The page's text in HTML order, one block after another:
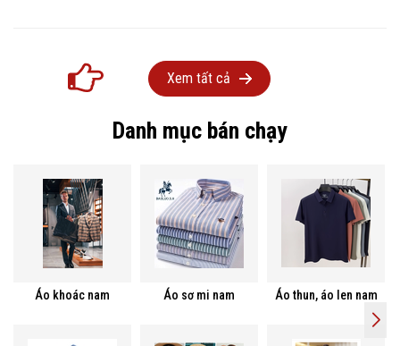
Xem tất cả
Danh mục bán chạy
Áo khoác nam Áo sơ mi nam Áo thun, áo len nam